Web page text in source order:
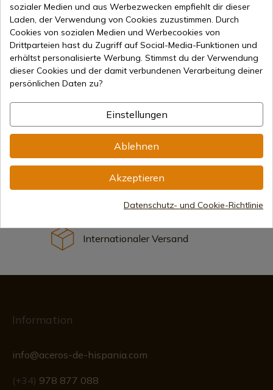
Historia del aire
comprimido
Online-Verkauf seit 1998
Sichere Zahlungsmethoden
Internationaler Versand
Information
info@aceros-de-hispania.com
(+34) 978 877 088
sozialer Medien und aus Werbezwecken empfiehlt dir dieser
Laden, der Verwendung von Cookies zuzustimmen. Durch
Cookies von sozialen Medien und Werbecookies von
Drittparteien hast du Zugriff auf Social-Media-Funktionen und
erhältst personalisierte Werbung. Stimmst du der Verwendung
dieser Cookies und der damit verbundenen Verarbeitung deiner
persönlichen Daten zu?
Einstellungen
Ablehnen
Akzeptieren
Datenschutz- und Cookie-Richtlinie